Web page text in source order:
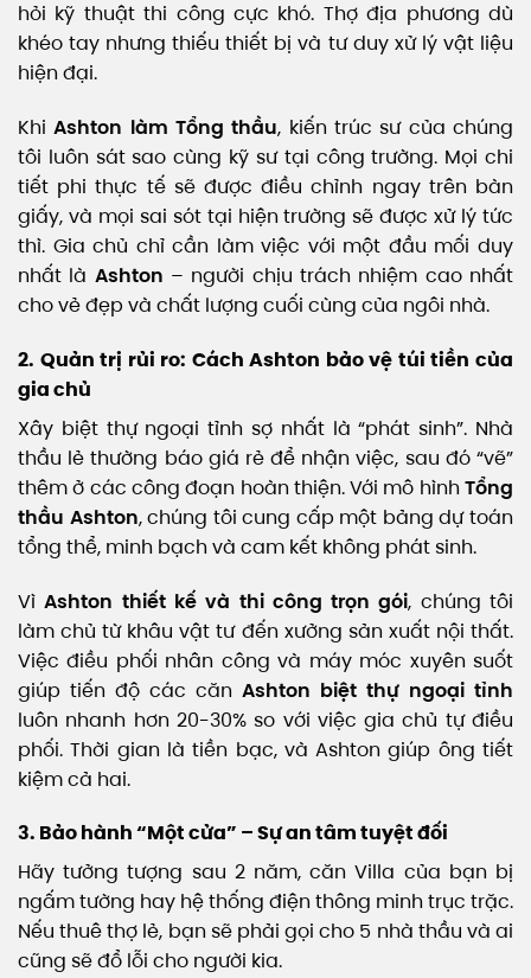
hỏi kỹ thuật thi công cực khó. Thợ địa phương dù
khéo tay nhưng thiếu thiết bị và tư duy xử lý vật liệu
hiện đại.
KhiAshton làm Tổng thầu, kiến trúc sư của chúng
tôi luôn sát sao cùng kỹ sư tại công trường. Mọi chi
tiết phi thực tế sẽ được điều chỉnh ngay trên bàn
giấy, và mọi sai sót tại hiện trường sẽ được xử lý tức
thì. Gia chủ chỉ cần làm việc với một đầu mối duy
nhất là Ashton – người chịu trách nhiệm cao nhất
cho vẻ đẹp và chất lượng cuối cùng của ngôi nhà.
2. Quản trị rủi ro: Cách Ashton bảo vệ túi tiền của
gia chủ
Xây biệt thự ngoại tỉnh sợ nhất là “phát sinh”. Nhà
thầu lẻ thường báo giá rẻ để nhận việc, sau đó “vẽ”
thêm ở các công đoạn hoàn thiện. Với mô hình Tổng
thầu Ashton, chúng tôi cung cấp một bảng dự toán
tổng thể, minh bạch và cam kết không phát sinh.
VìAshton thiết kế và thi công trọn gói, chúng tôi
làm chủ từ khâu vật tư đến xưởng sản xuất nội thất.
Việc điều phối nhân công và máy móc xuyên suốt
giúp tiến độ các căn Ashton biệt thự ngoại tỉnh
luôn nhanh hơn 20-30% so với việc gia chủ tự điều
phối. Thời gian là tiền bạc, và Ashton giúp ông tiết
kiệm cả hai.
3. Bảo hành “Một cửa” – Sự an tâm tuyệt đối
Hãy tưởng tượng sau 2 năm, căn Villa của bạn bị
ngấm tường hay hệ thống điện thông minh trục trặc.
Nếu thuê thợ lẻ, bạn sẽ phải gọi cho 5 nhà thầu và ai
cũng sẽ đổ lỗi cho người kia.